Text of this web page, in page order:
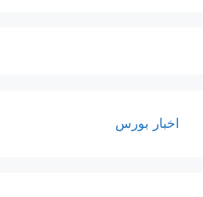
اخبار بورس